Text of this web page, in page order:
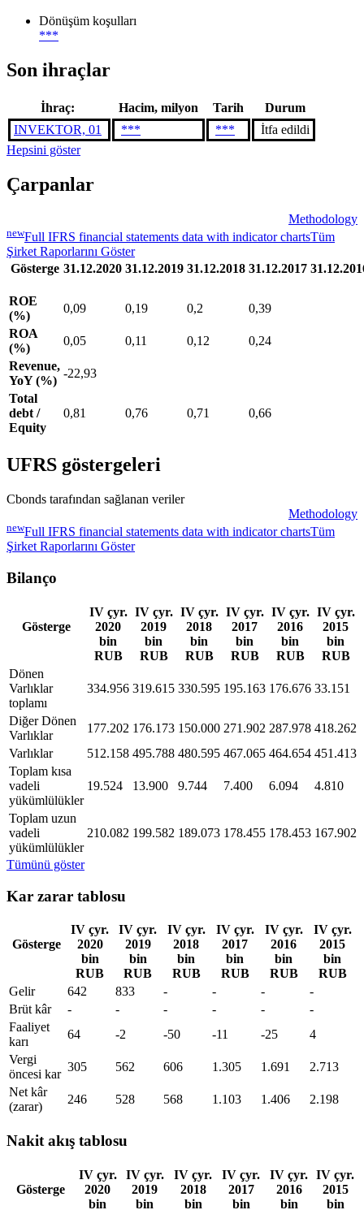
Dönüşüm koşulları
***
Son ihraçlar
İhraç: Hacim, milyon Tarih
Durum
INVEKTOR, 01
*** ***
İtfa edildi
Hepsini göster
Çarpanlar
Methodology
newFull IFRS financial statements data with indicator chartsTüm
Şirket Raporlarını Göster
Gösterge 31.12.2020 31.12.2019 31.12.2018 31.12.2017
ROE
(%)
0,09 0,19 0,2
0,39
ROA
(%)
0,05 0,11 0,12
0,24
Revenue,
YoY (%)
-22,93
Total
debt /
Equity
0,81 0,76 0,71 0,66
UFRS göstergeleri
Cbonds tarafından sağlanan veriler
Methodology
newFull IFRS financial statements data with indicator chartsTüm
Şirket Raporlarını Göster
Bilanço
Gösterge
IV çyr.
2020
bin
RUB
IV çyr.
2019
bin
RUB
IV çyr.
2018
bin
RUB
IV çyr.
2017
bin
RUB
IV çyr.
2016
bin
RUB
IV çyr.
2015
bin
RUB
Dönen
Varlıklar
toplamı
334.956 319.615 330.595 195.163 176.676 33.151
Diğer Dönen
Varlıklar
177.202 176.173 150.000 271.902 287.978 418.262
Varlıklar
512.158 495.788 480.595 467.065 464.654 451.413
Toplam kısa
vadeli
yükümlülükler
19.524 13.900 9.744 7.400 6.094 4.810
Toplam uzun
vadeli
yükümlülükler
210.082 199.582 189.073 178.455 178.453 167.902
Tümünü göster
Kar zarar tablosu
Gösterge
IV çyr.
2020
bin
RUB
IV çyr.
2019
bin
RUB
IV çyr.
2018
bin
RUB
IV çyr.
2017
bin
RUB
IV çyr.
2016
bin
RUB
IV çyr.
2015
bin
RUB
Gelir
642 833 - - -
-
Brüt kâr
- - - - -
-
Faaliyet
karı
64 -2 -50 -11 -25
4
Vergi
öncesi kar
305 562 606 1.305 1.691
2.713
Net kâr
(zarar)
246 528 568 1.103 1.406 2.198
Nakit akış tablosu
Gösterge
IV çyr.
2020
bin
IV çyr.
2019
bin
IV çyr.
2018
bin
IV çyr.
2017
bin
IV çyr.
2016
bin
IV çyr.
2015
bin